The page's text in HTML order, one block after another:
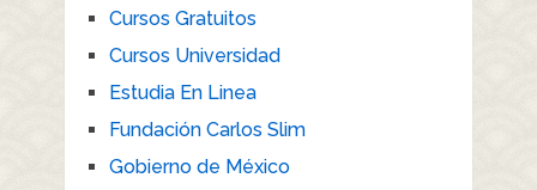
Cursos Gratuitos
Cursos Universidad
Estudia En Linea
Fundación Carlos Slim
Gobierno de México